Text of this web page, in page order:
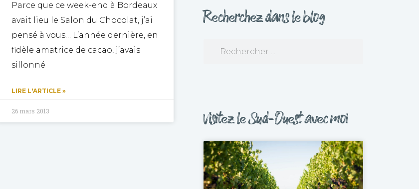
Parce que ce week-end à Bordeaux
avait lieu le Salon du Chocolat, j’ai
pensé à vous… L’année dernière, en
fidèle amatrice de cacao, j’avais
sillonné
LIRE L'ARTICLE »
26 mars 2013
Recherchez dans le blog
Visitez le Sud-Ouest avec moi